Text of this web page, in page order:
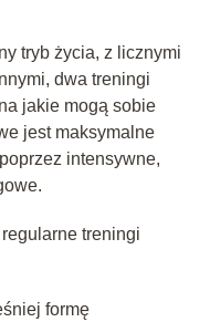
tryb życia, z licznymi
dwa treningi
jakie mogą sobie
jest maksymalne
intensywne,
treningi
formę